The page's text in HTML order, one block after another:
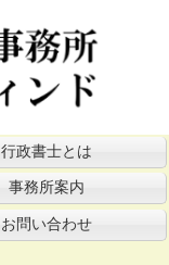
行政書士とは
事務所案内
お問い合わせ